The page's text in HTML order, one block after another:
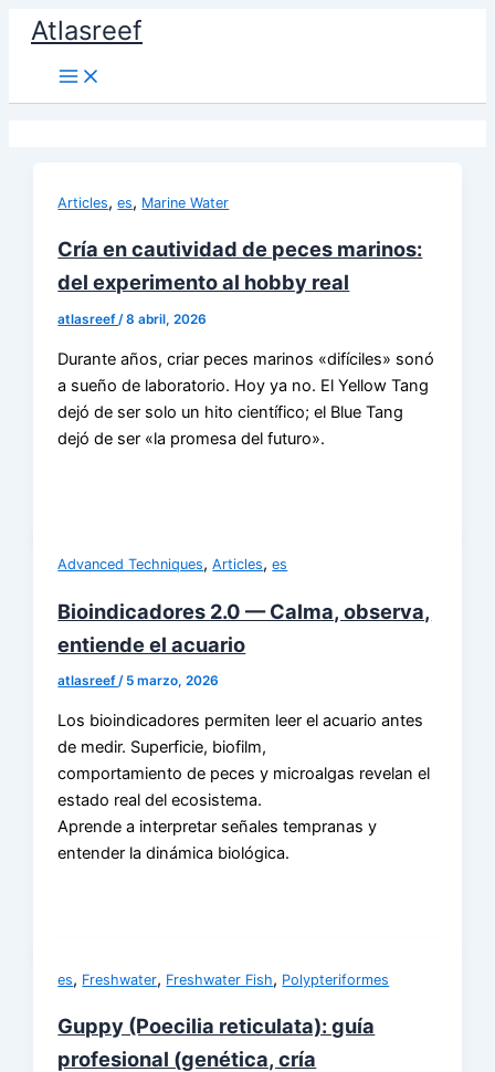
contenido
Atlasreef
Articles,es, Marine Water
Cría en cautividad de peces marinos:
del experimento al hobby real
atlasreef/8 abril, 2026
Durante años, criar peces marinos «difíciles» sonó
a sueño de laboratorio. Hoy ya no. El Yellow Tang
dejó de ser solo un hito científico; el Blue Tang
dejó de ser «la promesa del futuro».
Advanced Techniques,Articles,es
Bioindicadores 2.0 — Calma, observa,
entiende el acuario
atlasreef/ 5 marzo, 2026
Los bioindicadores permiten leer el acuario antes
de medir. Superficie, biofilm,
comportamiento de peces y microalgas revelan el
estado real del ecosistema.
Aprende a interpretar señales tempranas y
entender la dinámica biológica.
es, Freshwater, Freshwater Fish, Polypteriformes
Guppy (Poecilia reticulata): guía
profesional (genética, cría